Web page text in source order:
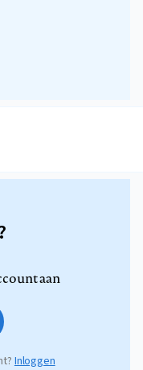
aan
Inloggen